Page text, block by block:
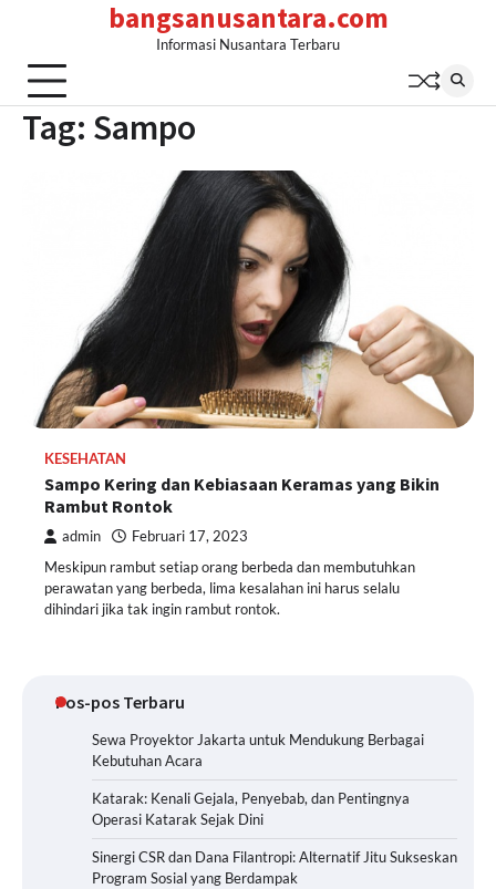
content
bangsanusantara.com
Informasi Nusantara Terbaru
Tag: Sampo
KESEHATAN
Sampo Kering dan Kebiasaan Keramas yang Bikin
Rambut Rontok
admin Februari 17, 2023
Meskipun rambut setiap orang berbeda dan membutuhkan
perawatan yang berbeda, lima kesalahan ini harus selalu
dihindari jika tak ingin rambut rontok.
Pos-pos Terbaru
Sewa Proyektor Jakarta untuk Mendukung Berbagai
Kebutuhan Acara
Katarak: Kenali Gejala, Penyebab, dan Pentingnya
Operasi Katarak Sejak Dini
Sinergi CSR dan Dana Filantropi: Alternatif Jitu Sukseskan
Program Sosial yang Berdampak